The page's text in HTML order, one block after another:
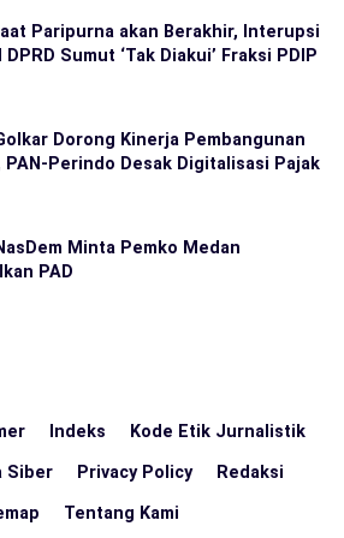
Paripurna akan Berakhir, Interupsi
DPRD Sumut ‘Tak Diakui’ Fraksi PDIP
Dorong Kinerja Pembangunan
PAN-Perindo Desak Digitalisasi Pajak
Minta Pemko Medan
PAD
Indeks Kode Etik Jurnalistik
Siber Privacy Policy Redaksi
Tentang Kami